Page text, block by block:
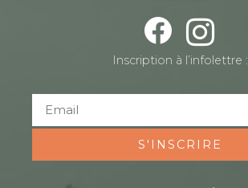
Inscription à l’infolettre :
S'INSCRIRE